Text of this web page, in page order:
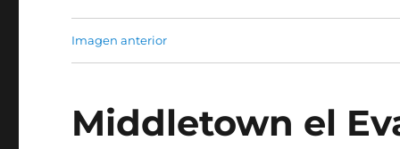
Imagen anterior
Middletown el